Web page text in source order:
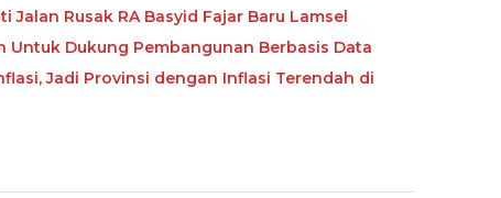
Rusak RA Basyid Fajar Baru Lamsel
Untuk Dukung Pembangunan Berbasis Data
Jadi Provinsi dengan Inflasi Terendah di